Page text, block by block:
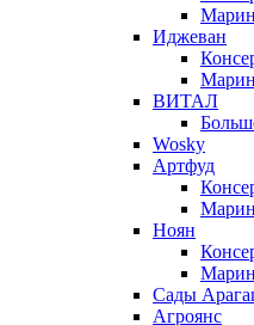
Иджеван
ВИТАЛ
Wosky
Артфуд
Ноян
Сады
Агроянс